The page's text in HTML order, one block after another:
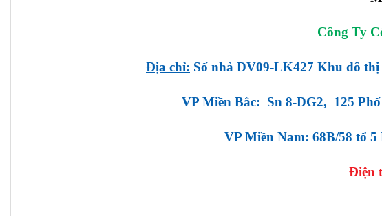
Công Ty
Địa chỉ: Số nhà DV09-LK427 Khu đô
VP Miền Bắc: Sn 8-DG2, 125
VP Miền Nam: 68B/58 tổ
Điện